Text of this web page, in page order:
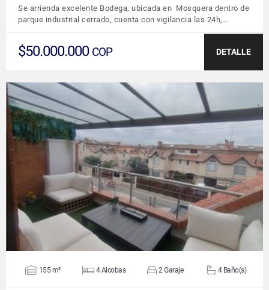
Se arrienda excelente Bodega, ubicada en Mosquera dentro de
parque industrial cerrado, cuenta con vigilancia las 24h,…
$50.000.000 COP DETALLE
VER DETALLES
155 m² 4 Alcobas 2 Garaje 4 Baño(s)